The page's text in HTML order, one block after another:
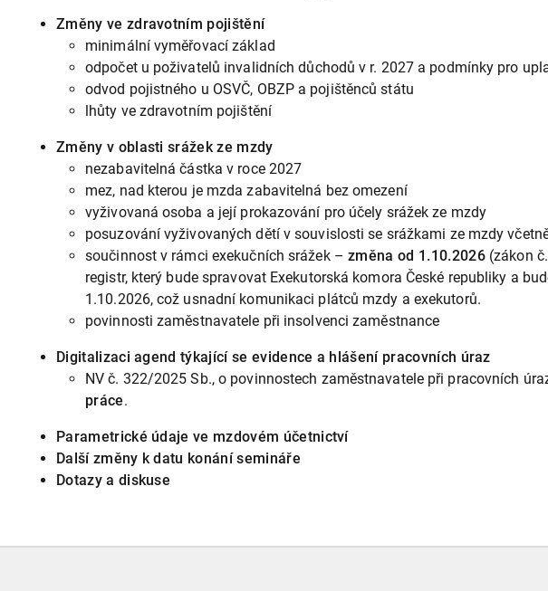
Změny ve zdravotním pojištění
minimální vyměřovací základ
odpočet u poživatelů invalidních důchodů v r. 2027 a podmínky pro
odvod pojistného u OSVČ, OBZP a pojištěnců státu
lhůty ve zdravotním pojištění
Změny v oblasti srážek ze mzdy
nezabavitelná částka v roce 2027
mez, nad kterou je mzda zabavitelná bez omezení
vyživovaná osoba a její prokazování pro účely srážek ze mzdy
posuzování vyživovaných dětí v souvislosti se srážkami ze mzdy
součinnost v rámci exekučních srážek – změnaod 1.10.2026(zákon
registr, který bude spravovat Exekutorská komora České republiky a
1.10.2026, což usnadní komunikaci plátců mzdy a exekutorů.
povinnosti zaměstnavatele při insolvenci zaměstnance
Digitalizaci agend týkající se evidence a hlášení pracovních úraz
NV č. 322/2025 Sb., o povinnostech zaměstnavatele při pracovních
práce.
Parametrické údaje ve mzdovém účetnictví
Další změny k datu konání semináře
Dotazy a diskuse